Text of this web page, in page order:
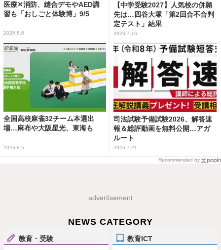
医療✕消防、縫合デモやAED講
習も「おしごと体験博」9/5
2026.8.6
【中学受験2027】人気校の併願
先は…四谷大塚「第2回合不合判
定テスト」結果
2026.7.16
全国高校麻雀32チーム本選出
場…麻布や大阪星光、東海も
2026.8.5
司法試験予備試験2026、解答速
報＆総評動画を無料公開…アガ
ルート
2026.7.21
Recommended by
advertisement
NEWS CATEGORY
教育・受験 教育ICT